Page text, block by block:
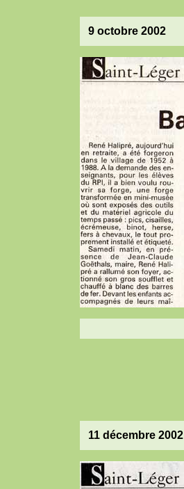
9 octobre 2002
11 décembre 2002